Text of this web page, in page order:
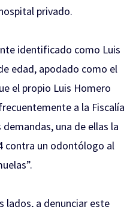
privado.
identificado como Luis
edad, apodado como el
el propio Luis Homero
a la Fiscalía
una de ellas la
contra un odontólogo al
lados, a denunciar este